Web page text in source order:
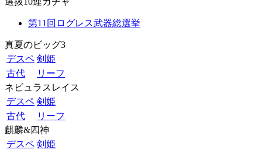
第11回ログレス武器総選挙
真夏のビッグ3
デスペ 剣姫
古代
リーフ
ネビュラスレイス
デスペ 剣姫
古代
リーフ
麒麟&四神
デスペ 剣姫